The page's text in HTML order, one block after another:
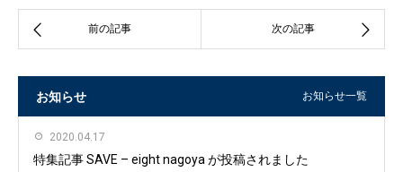
お知らせ お知らせ一覧
2020.04.17
特集記事 SAVE – eight nagoya が投稿されました